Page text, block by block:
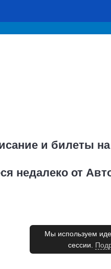
и билеты
недалеко от
Мы используем
сессии.